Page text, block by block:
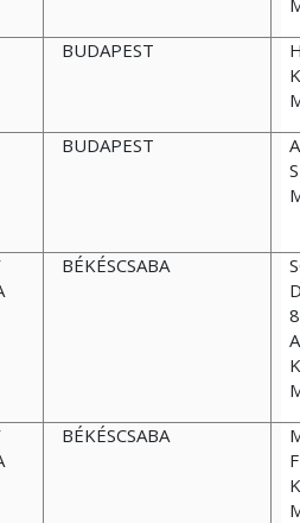
BUDAPEST
BUDAPEST
BÉKÉSCSABA
BÉKÉSCSABA